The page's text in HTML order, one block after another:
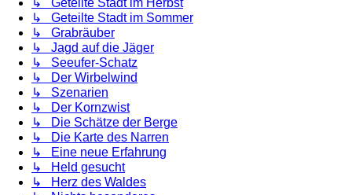
↳ Geteilte Stadt im Herbst
↳ Geteilte Stadt im Sommer
↳ Grabräuber
↳ Jagd auf die Jäger
↳ Seeufer-Schatz
↳ Der Wirbelwind
↳ Szenarien
↳ Der Kornzwist
↳ Die Schätze der Berge
↳ Die Karte des Narren
↳ Eine neue Erfahrung
↳ Held gesucht
↳ Herz des Waldes